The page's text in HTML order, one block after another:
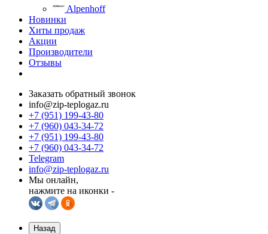
Alpenhoff
Новинки
Хиты продаж
Акции
Производители
Отзывы
Заказать обратный звонок
info@zip-teplogaz.ru
+7 (951) 199-43-80
+7 (960) 043-34-72
+7 (951) 199-43-80
+7 (960) 043-34-72
Telegram
info@zip-teplogaz.ru
Мы онлайн,
нажмите на иконки -
Назад